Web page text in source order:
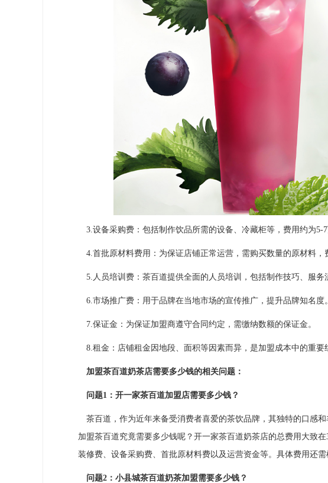
3.设备采购费：包括制作饮品所需的设备、冷藏柜等，费用约为5-7
4.首批原材料费用：为保证店铺正常运营，需购买数量的原材料，
5.人员培训费：茶百道提供全面的人员培训，包括制作技巧、服务
6.市场推广费：用于品牌在当地市场的宣传推广，提升品牌知名度。
7.保证金：为保证加盟商遵守合同约定，需缴纳数额的保证金。
8.租金：店铺租金因地段、面积等因素而异，是加盟成本中的重要
加盟茶百道奶茶店需要多少钱的相关问题：
问题1：开一家茶百道加盟店需要多少钱？
茶百道，作为近年来备受消费者喜爱的茶饮品牌，其独特的口感
加盟茶百道究竟需要多少钱呢？开一家茶百道奶茶店的总费用大致
装修费、设备采购费、首批原材料费以及运营资金等。具体费用还
问题2：小县城茶百道奶茶加盟需要多少钱？